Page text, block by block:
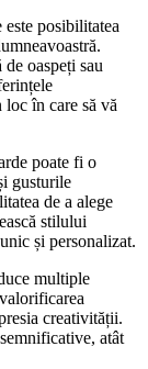
posibilitatea
oaspeți sau
în care să vă
poate fi o
gusturile
de a alege
stilului
și personalizat.
multiple
creativității.
atât